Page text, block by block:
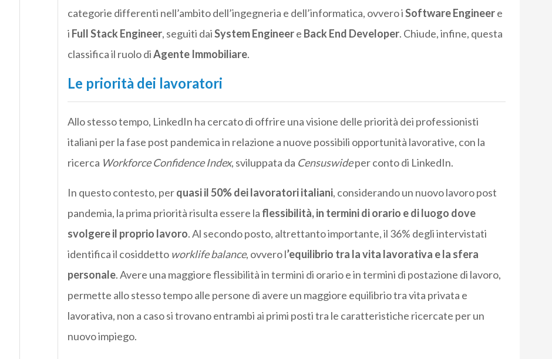
categorie differenti nell’ambito dell’ingegneria e dell’informatica, ovvero iSoftware Engineere
i Full Stack Engineer, seguiti daiSystem Engineere Back End Developer. Chiude, infine, questa
classifica il ruolo diAgente Immobiliare.
Le priorità dei lavoratori
Allo stesso tempo, LinkedIn ha cercato di offrire una visione delle priorità dei professionisti
italiani per la fase post pandemica in relazione a nuove possibili opportunità lavorative, con la
ricerca Workforce Confidence Index, sviluppata da Censuswideper conto di LinkedIn.
In questo contesto, perquasi il 50% dei lavoratori italiani, considerando un nuovo lavoro post
pandemia, la prima priorità risulta essere la flessibilità, in termini di orario e di luogo dove
svolgere il proprio lavoro. Al secondo posto, altrettanto importante, il 36% degli intervistati
identifica il cosiddetto worklife balance, ovvero l’equilibrio tra la vita lavorativa e la sfera
personale. Avere una maggiore flessibilità in termini di orario e in termini di postazione di lavoro,
permette allo stesso tempo alle persone di avere un maggiore equilibrio tra vita privata e
lavorativa, non a caso si trovano entrambi ai primi posti tra le caratteristiche ricercate per un
nuovo impiego.